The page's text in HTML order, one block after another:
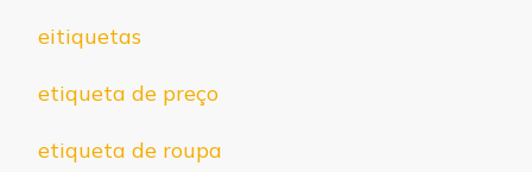
eitiquetas
etiqueta de preço
etiqueta de roupa